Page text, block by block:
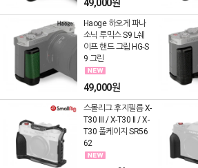
49,000원
Haoge 하오게 파나
소닉 루믹스 S9 L쉐
이프 핸드 그립 HG-S
9 그린
49,000원
스몰리그 후지필름 X-
T30 III / X-T30 II / X-
T30 풀케이지 SR56
62